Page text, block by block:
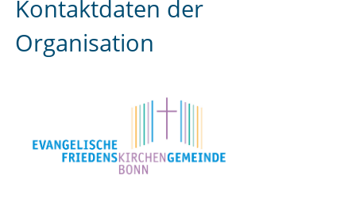
Kontaktdaten der
Organisation